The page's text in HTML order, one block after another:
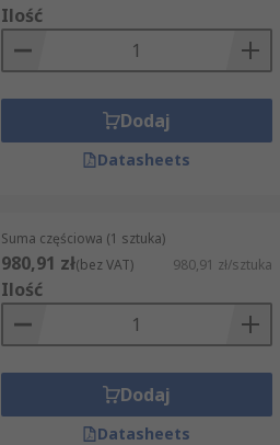
Ilość
Dodaj
Datasheets
Suma częściowa (1 sztuka)
980,91 zł(bez VAT) 980,91 zł/sztuka
Ilość
Dodaj
Datasheets